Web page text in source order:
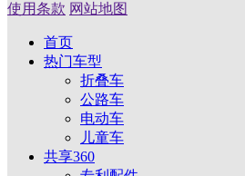
使用条款 网站地图
首页
热门车型
折叠车
公路车
电动车
儿童车
共享360